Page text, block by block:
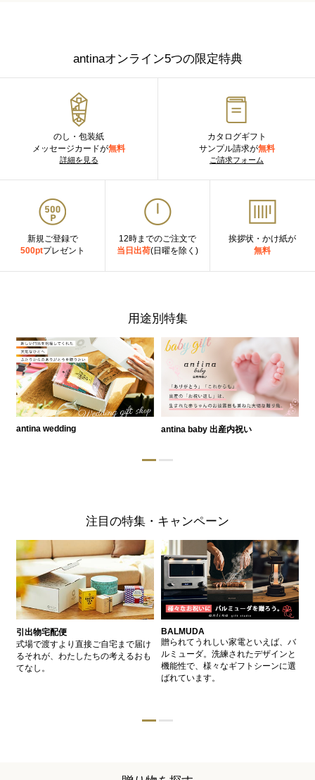
antinaオンライン5つの限定特典
のし・包装紙
メッセージカードが無料
詳細を見る
カタログギフト
サンプル請求が無料
ご請求フォーム
新規ご登録で
500ptプレゼント
12時までのご注文で
当日出荷(日曜を除く)
挨拶状・かけ紙が
無料
用途別特集
antina wedding antina baby 出産内祝い
注目の特集・キャンペーン
引出物宅配便
式場で渡すより直接ご自宅まで届け
るそれが、わたしたちの考えるおも
てなし。
BALMUDA
贈られてうれしい家電といえば、バ
ルミューダ。洗練されたデザインと
機能性で、様々なギフトシーンに選
ばれています。